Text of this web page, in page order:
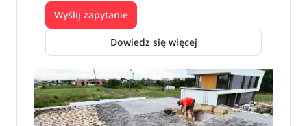
Dowiedz się więcej
Wyślij zapytanie